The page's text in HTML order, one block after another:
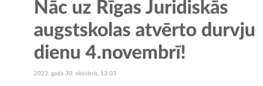
Nāc uz Rīgas Juridiskās
augstskolas atvērto durvju
dienu 4.novembrī!
2023. gada 30. oktobris, 13:03